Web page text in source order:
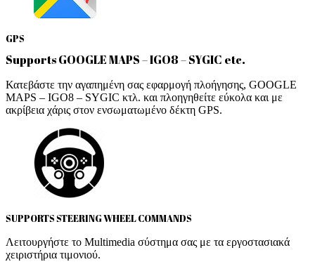
GPS
Supports GOOGLE MAPS – IGO8 – SYGIC etc.
Κατεβάστε την αγαπημένη σας εφαρμογή πλοήγησης, GOOGLE
MAPS – IGO8 – SYGIC κτλ. και πλοηγηθείτε εύκολα και με
ακρίβεια χάρις στον ενσωματωμένο δέκτη GPS.
SUPPORTS STEERING WHEEL COMMANDS
Λειτουργήστε το Multimedia σύστημα σας με τα εργοστασιακά
χειριστήρια τιμονιού.